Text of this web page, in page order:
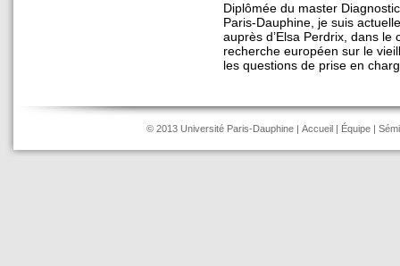
Diplômée du master
Paris-Dauphine, je suis
auprès d’Elsa Perdrix, dans
recherche européen sur le
les questions de prise en
© 2013 Université Paris-Dauphine | Accueil | Équipe |